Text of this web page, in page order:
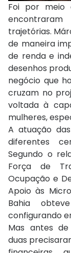
Foi por meio
trajetórias.
de maneira
de renda e
desenhos
negócio que
cruzam no
voltada à
mulheres,
A atuação
diferentes
Segundo o
Força de
Ocupação e
Apoio às
Bahia
configurando
Mas antes
duas